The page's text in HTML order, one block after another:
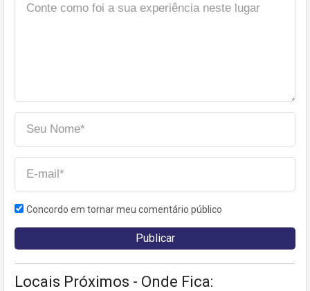
Concordo em tornar meu comentário público
Locais Próximos - Onde Fica: